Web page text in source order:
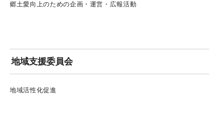
郷土愛向上のための企画・運営・広報活動
地域支援委員会
地域活性化促進